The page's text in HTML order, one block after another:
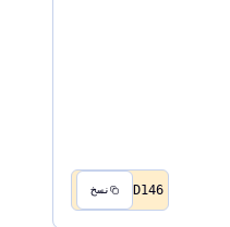
D146 نسخ